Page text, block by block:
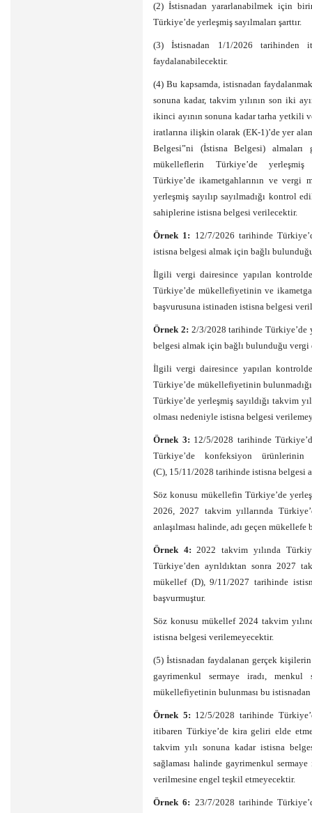
(2) İstisnadan yararlanabilmek için
Türkiye’de yerleşmiş sayılmaları şarttır.
(3) İstisnadan 1/1/2026 tarihinden
faydalanabilecektir.
(4) Bu kapsamda, istisnadan
sonuna kadar, takvim yılının son iki
ikinci ayının sonuna kadar tarha yetkili
iratlarına ilişkin olarak (EK-1)’de yer
Belgesi”ni (İstisna Belgesi) almaları
mükelleflerin Türkiye’de
Türkiye’de ikametgahlarının ve vergi
yerleşmiş sayılıp sayılmadığı kontrol
sahiplerine istisna belgesi verilecektir.
Örnek 1: 12/7/2026 tarihinde
istisna belgesi almak için bağlı
İlgili vergi dairesince yapılan
Türkiye’de mükellefiyetinin ve
başvurusuna istinaden istisna belgesi
Örnek 2: 2/3/2028 tarihinde Türkiye’de
belgesi almak için bağlı bulunduğu vergi
İlgili vergi dairesince yapılan
Türkiye’de mükellefiyetinin bulunmadığı
Türkiye’de yerleşmiş sayıldığı takvim
olması nedeniyle istisna belgesi
Örnek 3: 12/5/2028 tarihinde
Türkiye’de konfeksiyon ürünlerinin
(C), 15/11/2028 tarihinde istisna belgesi
Söz konusu mükellefin Türkiye’de
2026, 2027 takvim yıllarında
anlaşılması halinde, adı geçen
Örnek 4:2022 takvim yılında
Türkiye’den ayrıldıktan sonra 2027
mükellef (D), 9/11/2027 tarihinde
başvurmuştur.
Söz konusu mükellef 2024 takvim
istisna belgesi verilemeyecektir.
(5) İstisnadan faydalanan gerçek
gayrimenkul sermaye iradı, menkul
mükellefiyetinin bulunması bu
Örnek 5: 12/5/2028 tarihinde
itibaren Türkiye’de kira geliri elde
takvim yılı sonuna kadar istisna
sağlaması halinde gayrimenkul
verilmesine engel teşkil etmeyecektir.
Örnek 6: 23/7/2028 tarihinde